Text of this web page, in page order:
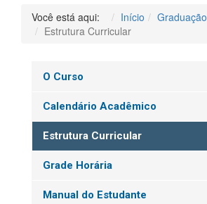
Você está aqui: Início
Graduação
Estrutura Curricular
O Curso
Calendário Acadêmico
Estrutura Curricular
Grade Horária
Manual do Estudante